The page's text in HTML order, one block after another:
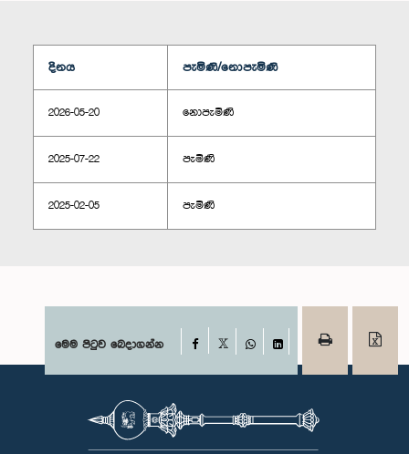
දිනය පැමිණි/නොපැමිණි
2026-05-20 නොපැමිණි
2025-07-22 පැමිණි
2025-02-05 පැමිණි
මෙම පිටුව බෙදාගන්න Facebook
WhatsAppLinkedIn